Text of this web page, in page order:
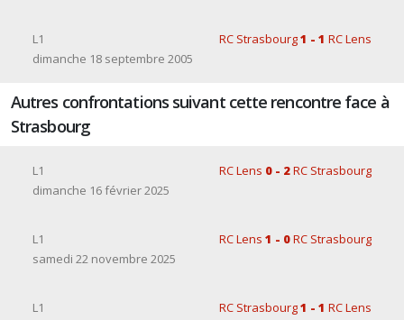
L1 RC Strasbourg1 - 1 RC Lens
dimanche 18 septembre 2005
Autres confrontations suivant cette rencontre face à
Strasbourg
L1 RC Lens 0 - 2RC Strasbourg
dimanche 16 février 2025
L1 RC Lens 1 - 0RC Strasbourg
samedi 22 novembre 2025
L1 RC Strasbourg1 - 1 RC Lens